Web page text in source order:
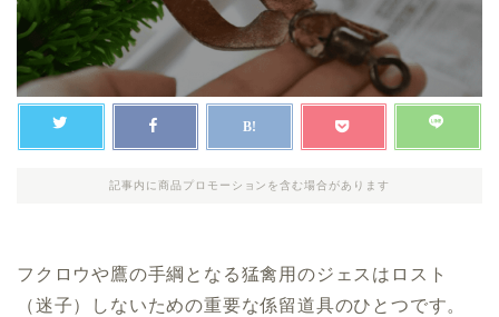
記事内に商品プロモーションを含む場合があります
フクロウや鷹の手綱となる猛禽用のジェスはロスト
（迷子）しないための重要な係留道具のひとつです。